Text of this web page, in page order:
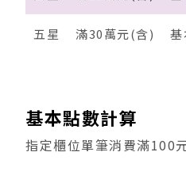
五星 滿30萬元(含)
基本點數計算
指定櫃位單筆消費滿100